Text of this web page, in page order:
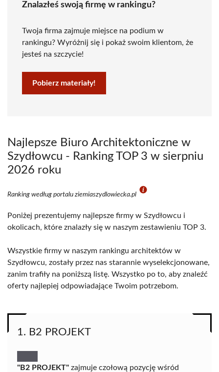
Znalazłeś swoją firmę w rankingu?
Twoja firma zajmuje miejsce na podium w
rankingu? Wyróżnij się i pokaż swoim klientom, że
jesteś na szczycie!
Pobierz materiały!
Najlepsze Biuro Architektoniczne w
Szydłowcu - Ranking TOP 3 w sierpniu
2026 roku
Ranking według portalu ziemiaszydlowiecka.pl
Poniżej prezentujemy najlepsze firmy w Szydłowcu i
okolicach, które znalazły się w naszym zestawieniu TOP 3.
Wszystkie firmy w naszym rankingu architektów w
Szydłowcu, zostały przez nas starannie wyselekcjonowane,
zanim trafiły na poniższą listę. Wszystko po to, aby znaleźć
oferty najlepiej odpowiadające Twoim potrzebom.
1. B2 PROJEKT
"B2 PROJEKT" zajmuje czołową pozycję wśród